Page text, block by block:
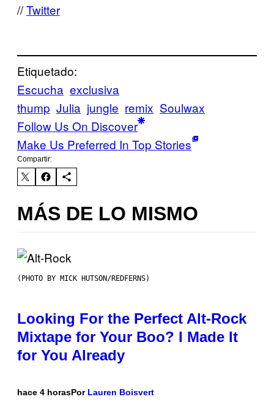
//Twitter
Etiquetado:
Escucha exclusiva
thump Julia jungle remix Soulwax
Follow Us On Discover
Make Us Preferred In Top Stories
Compartir:
MÁS DE LO MISMO
(PHOTO BY MICK HUTSON/REDFERNS)
Looking For the Perfect Alt-Rock
Mixtape for Your Boo? I Made It
for You Already
hace 4 horasPor Lauren Boisvert